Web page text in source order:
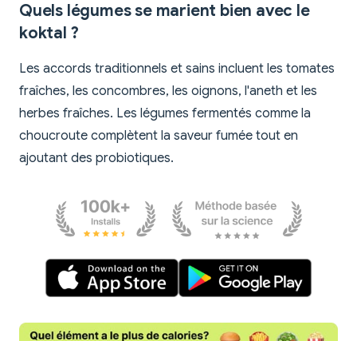
Quels légumes se marient bien avec le
koktal ?
Les accords traditionnels et sains incluent les tomates
fraîches, les concombres, les oignons, l'aneth et les
herbes fraîches. Les légumes fermentés comme la
choucroute complètent la saveur fumée tout en
ajoutant des probiotiques.